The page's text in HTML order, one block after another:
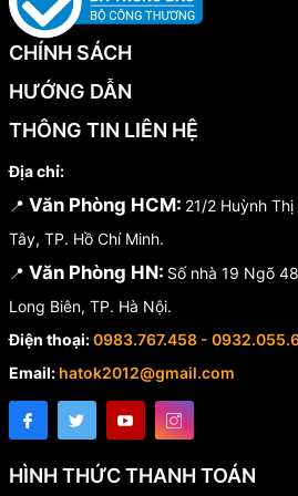
CHÍNH SÁCH
HƯỚNG DẪN
THÔNG TIN LIÊN HỆ
Địa chỉ:
📍 Văn Phòng HCM: 21/2 Huỳnh
Tây, TP. Hồ Chí Minh.
📍 Văn Phòng HN: Số nhà 19 Ngõ
Long Biên, TP. Hà Nội.
Điện thoại:0983.767.458 -
Email: hatok2012@gmail.com
HÌNH THỨC THANH TOÁN